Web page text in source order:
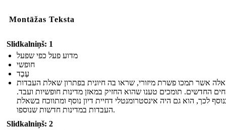
Montāžas Teksta
Slidkalniņš: 1
מדוע פעל כפי שפעל
חופשי
עֶבֶד
אשר תמכו פשרת מיזורי, שראו בה חיונית בפתרון שאלת העבדות
החדשים. תומכים טענו שהוא החזיק במאזן מדינות חופשיות ועבד.
לכך, הוא גם היה אינסטרומנטלי דחיית דיון נוסף ומתווכח בשאלת
העבדות במדינות חדשות שנוספו.
Slidkalniņš: 2